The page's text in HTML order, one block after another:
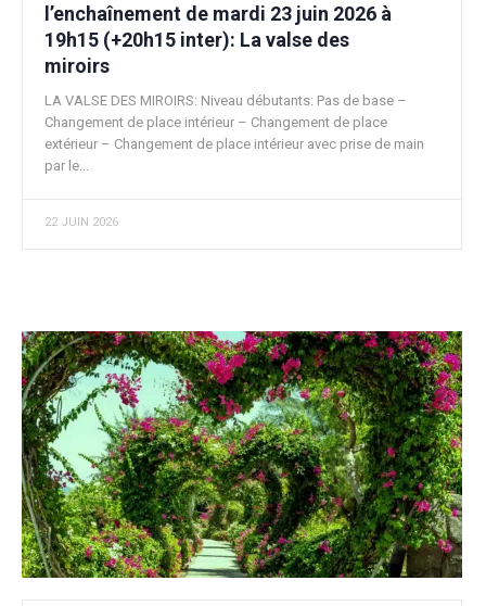
l’enchaînement de mardi 23 juin 2026 à
19h15 (+20h15 inter): La valse des
miroirs
LA VALSE DES MIROIRS: Niveau débutants: Pas de base –
Changement de place intérieur – Changement de place
extérieur – Changement de place intérieur avec prise de main
par le...
22 JUIN 2026